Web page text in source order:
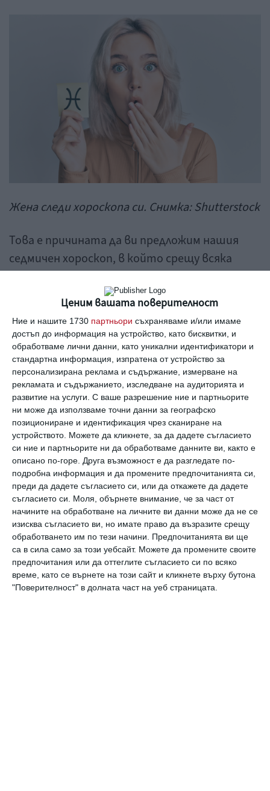
Ценим вашата поверителност
Ние и нашите 1730 партньори съхраняваме и/или имаме
достъп до информация на устройство, като бисквитки, и
обработваме лични данни, като уникални идентификатори и
стандартна информация, изпратена от устройство за
персонализирана реклама и съдържание, измерване на
рекламата и съдържанието, изследване на аудиторията и
развитие на услуги. С ваше разрешение ние и партньорите
ни може да използваме точни данни за географско
позициониране и идентификация чрез сканиране на
устройството. Можете да кликнете, за да дадете съгласието
си ние и партньорите ни да обработваме данните ви, както е
описано по-горе. Друга възможност е да разгледате по-
подробна информация и да промените предпочитанията си,
преди да дадете съгласието си, или да откажете да дадете
съгласието си.
Моля, обърнете внимание, че за част от
начините на обработване на личните ви данни може да не се
изисква съгласието ви, но имате право да възразите срещу
обработването им по тези начини. Предпочитанията ви ще
са в сила само за този уебсайт. Можете да промените своите
предпочитания или да оттеглите съгласието си по всяко
време, като се върнете на този сайт и кликнете върху бутона
"Поверителност" в долната част на уеб страницата.
Жена следи хороскопа си. Снимка: Shutterstock
Това е причината да ви предложим нашия
седмичен хороскоп, в който срещу всяка
видите какви са прогнозите за периода от
понеделник до неделя в областта на
здравето, работата, любовта,
семейството и дори отношенията ви с
децата.
Приятно четене!
хороскопседмиченпрогнозаздравеработалюбовсемейство
деца
Още отСвободно време
Какво означава
твоето име: Атанас